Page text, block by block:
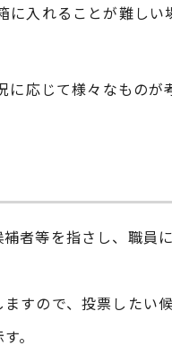
入れることが難しい
応じて様々なもの
者等を指さし、職員に
すので、投票したい
。